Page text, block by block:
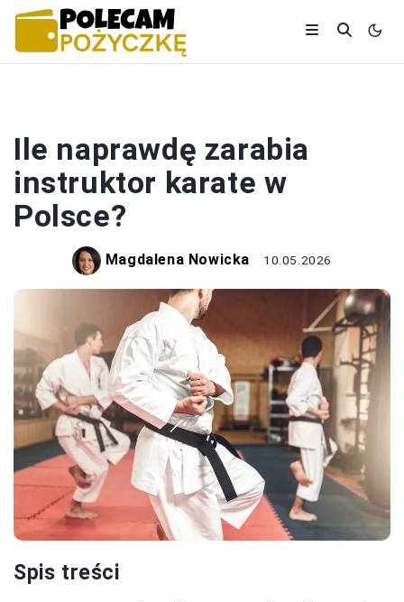
Ile naprawdę zarabia
instruktor karate w
Polsce?
Magdalena Nowicka 10.05.2026
Spis treści